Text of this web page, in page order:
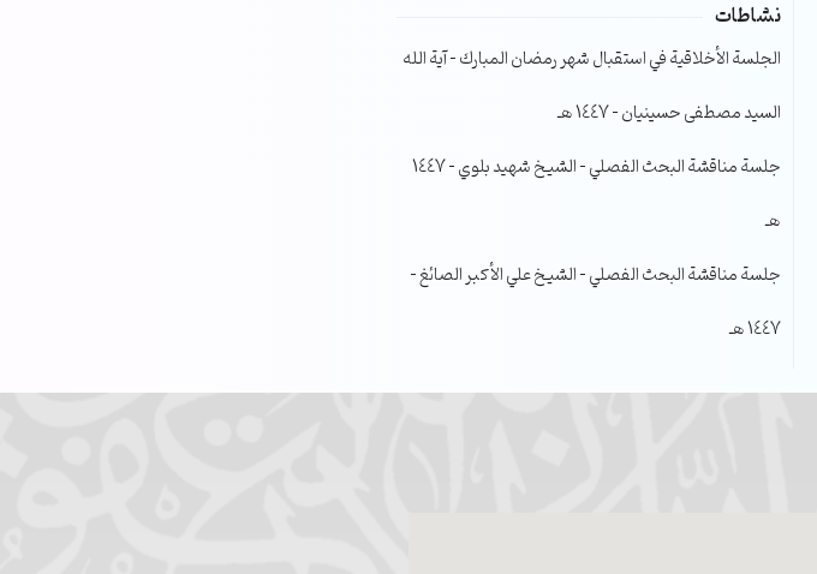
نشاطات
الجلسة الأخلاقية في استقبال شهر رمضان المبارك – آية الله
السيد مصطفى حسينيان – 1447 هـ
جلسة مناقشة البحث الفصلي – الشيخ شهيد بلوي – 1447
هـ
جلسة مناقشة البحث الفصلي – الشيخ علي الأكبر الصائغ –
1447 هـ